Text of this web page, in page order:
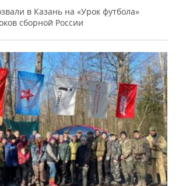
в Казань на «Урок футбола»
сборной России